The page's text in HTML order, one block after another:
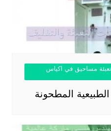
مساحيق في اكياس
المطحونة